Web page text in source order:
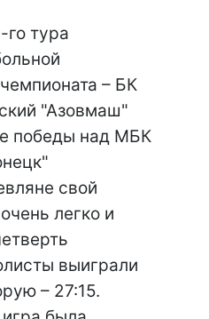
го тура
– БК
"Азовмаш"
победы над МБК
свой
легко и
выиграли
– 27:15.